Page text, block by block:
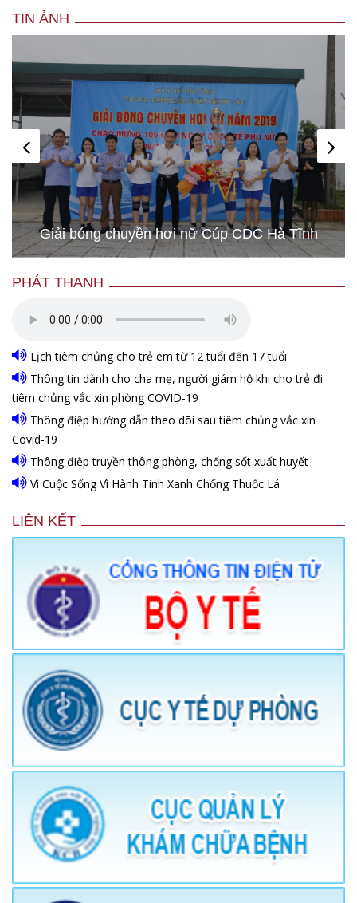
TIN ẢNH
Giải bóng chuyền hơi nữ Cúp CDC Hà Tĩnh
PHÁT THANH
Lịch tiêm chủng cho trẻ em từ 12 tuổi đến 17 tuổi
Thông tin dành cho cha mẹ, người giám hộ khi cho trẻ đi
tiêm chủng vắc xin phòng COVID-19
Thông điệp hướng dẫn theo dõi sau tiêm chủng vắc xin
Covid-19
Thông điệp truyền thông phòng, chống sốt xuất huyết
Vì Cuộc Sống Vì Hành Tinh Xanh Chống Thuốc Lá
LIÊN KẾT